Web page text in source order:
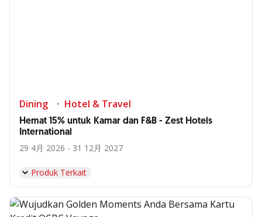
Dining Hotel & Travel
Hemat 15% untuk Kamar dan F&B - Zest Hotels
International
29 4月 2026 - 31 12月 2027
Produk Terkait